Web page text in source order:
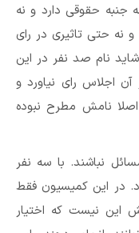
حقوقی دارد و نه
نه حتی تاثیری در رای
نام صد نفر در این
اجلاس رای نیاورد و
نامش مطرح نبوده
نباشند. با سه نفر
در این کمیسیون فقط
این نیست که اختیار